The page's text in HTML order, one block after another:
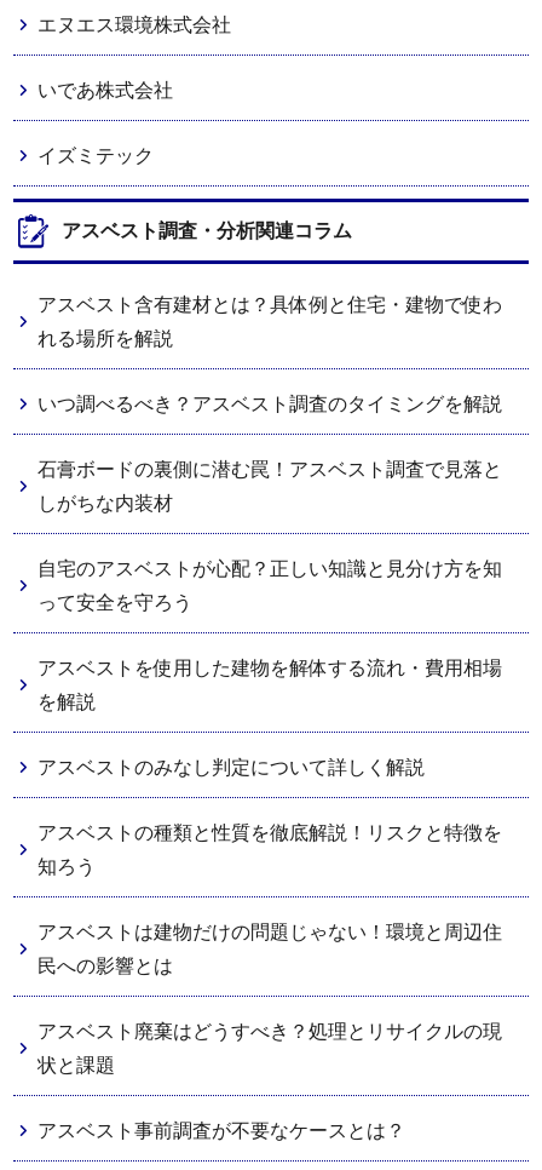
エヌエス環境株式会社
いであ株式会社
イズミテック
アスベスト調査・分析関連コラム
アスベスト含有建材とは？具体例と住宅・建物で使わ
れる場所を解説
いつ調べるべき？アスベスト調査のタイミングを解説
石膏ボードの裏側に潜む罠！アスベスト調査で見落と
しがちな内装材
自宅のアスベストが心配？正しい知識と見分け方を知
って安全を守ろう
アスベストを使用した建物を解体する流れ・費用相場
を解説
アスベストのみなし判定について詳しく解説
アスベストの種類と性質を徹底解説！リスクと特徴を
知ろう
アスベストは建物だけの問題じゃない！環境と周辺住
民への影響とは
アスベスト廃棄はどうすべき？処理とリサイクルの現
状と課題
アスベスト事前調査が不要なケースとは？